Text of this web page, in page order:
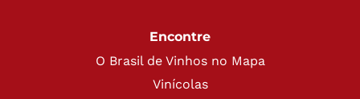
Encontre
O Brasil de Vinhos no Mapa
Vinícolas